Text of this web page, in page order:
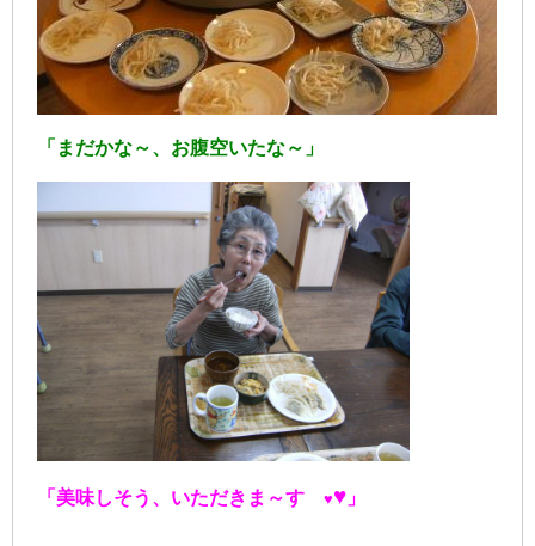
「まだかな～、お腹空いたな～」
「美味しそう、いただきま～す ♥♥ 」